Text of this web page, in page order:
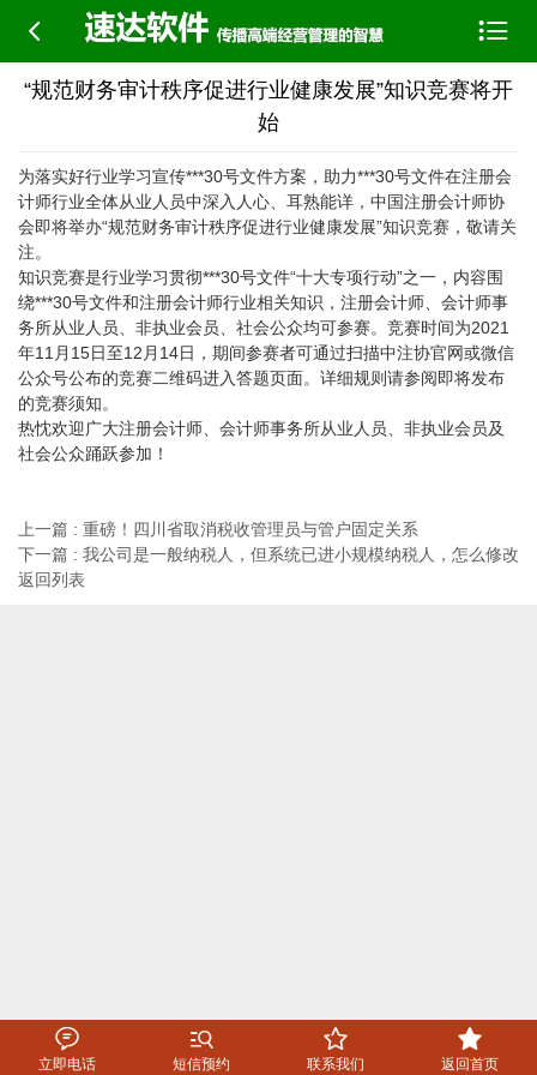
 
“规范财务审计秩序促进行业健康发展”知识竞赛将开
始
为落实好行业学习宣传***30号文件方案，助力***30号文件在注册会
计师行业全体从业人员中深入人心、耳熟能详，中国注册会计师协
会即将举办“规范财务审计秩序促进行业健康发展”知识竞赛，敬请关
注。
知识竞赛是行业学习贯彻***30号文件“十大专项行动”之一，内容围
绕***30号文件和注册会计师行业相关知识，注册会计师、会计师事
务所从业人员、非执业会员、社会公众均可参赛。竞赛时间为2021
年11月15日至12月14日，期间参赛者可通过扫描中注协官网或微信
公众号公布的竞赛二维码进入答题页面。详细规则请参阅即将发布
的竞赛须知。
热忱欢迎广大注册会计师、会计师事务所从业人员、非执业会员及
社会公众踊跃参加！
上一篇 : 重磅！四川省取消税收管理员与管户固定关系
下一篇 : 我公司是一般纳税人，但系统已进小规模纳税人，怎么修改
返回列表

立即电话

短信预约

联系我们

返回首页